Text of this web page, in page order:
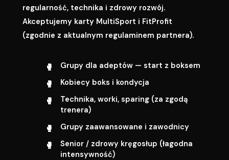
regularność, technika i zdrowy rozwój.
Akceptujemy karty MultiSport i FitProfit
(zgodnie z aktualnym regulaminem partnera).
Grupy dla adeptów — start z boksem
Kobiecy boks i kondycja
Technika, worki, sparing (za zgodą
trenera)
Grupy zaawansowane i zawodnicy
Senior / zdrowy kręgosłup (łagodna
intensywność)